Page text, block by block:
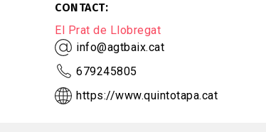
CONTACT
El Prat de Llobregat
info@agtbaix.cat
679245805
https://www.quintotapa.cat